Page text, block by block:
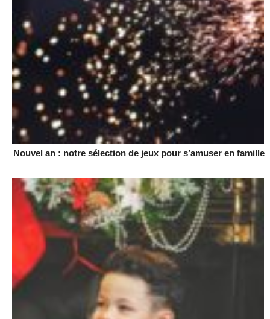
Nouvel an : notre sélection de jeux pour s’amuser en famille